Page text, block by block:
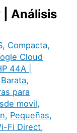
| Análisis
, Compacta,
Cloud
44A |
,
para
movil,
, Pequeñas,
Fi Direct,